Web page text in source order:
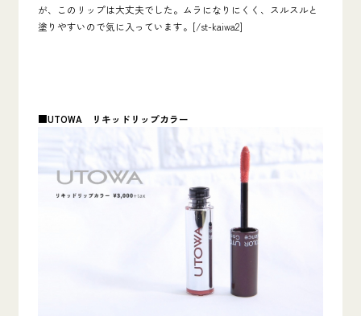
が、このリップは大丈夫でした。ムラになりにくく、スルスルと
塗りやすいので気に入っています。[/st-kaiwa2]
■UTOWA リキッドリップカラー